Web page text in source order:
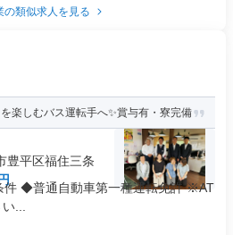
の類似求人を見る
楽しむバス運転手へ✨賞与有・寮完備
豊平区福住三条
件 ◆普通自動車第一種運転免許 ※AT
...